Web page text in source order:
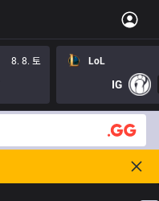
8. 8. 토
LoL
IG